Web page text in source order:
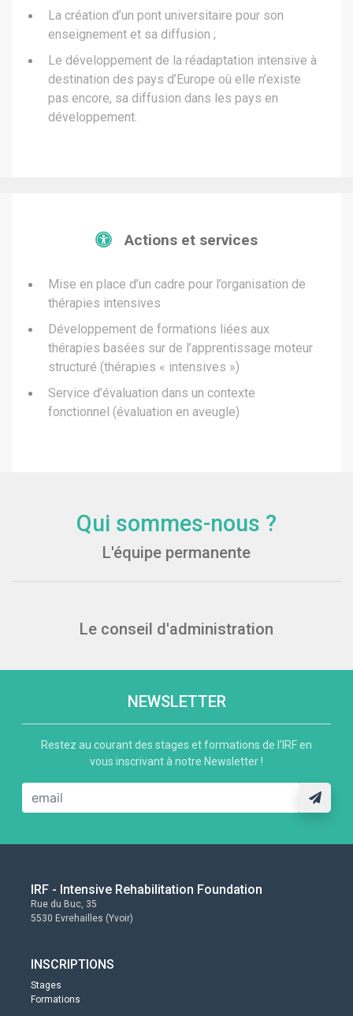
La création d’un pont universitaire pour son
enseignement et sa diffusion ;
Le développement de la réadaptation intensive à
destination des pays d’Europe où elle n’existe
pas encore, sa diffusion dans les pays en
développement.
Actions et services
Mise en place d’un cadre pour l’organisation de
thérapies intensives
Développement de formations liées aux
thérapies basées sur de l’apprentissage moteur
structuré (thérapies « intensives »)
Service d’évaluation dans un contexte
fonctionnel (évaluation en aveugle)
Qui sommes-nous ?
L'équipe permanente
Le conseil d'administration
NEWSLETTER
Restez au courant des stages et formations de l'IRF en
vous inscrivant à notre Newsletter !
IRF - Intensive Rehabilitation Foundation
Rue du Buc, 35
5530 Evrehailles (Yvoir)
INSCRIPTIONS
Stages
Formations